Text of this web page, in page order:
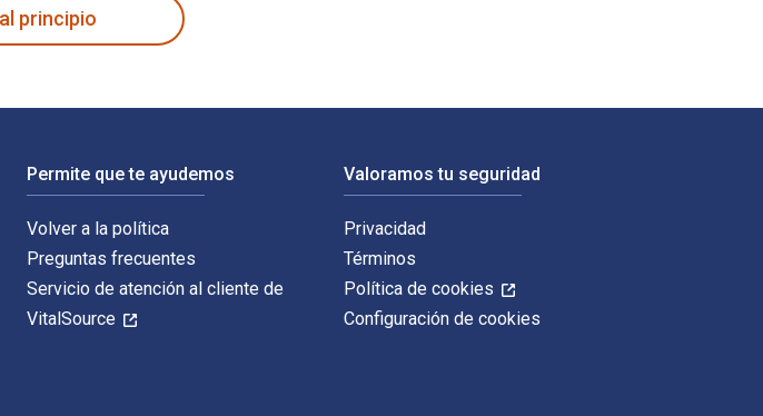
principio
Permite que te ayudemos
Volver a la política
Preguntas frecuentes
Servicio de atención al cliente de
VitalSource
Valoramos tu seguridad
Privacidad
Términos
Política de cookies
Configuración de cookies